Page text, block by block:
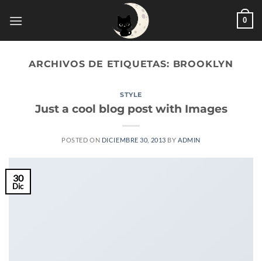
0
ARCHIVOS DE ETIQUETAS: BROOKLYN
STYLE
Just a cool blog post with Images
POSTED ON DICIEMBRE 30, 2013 BY ADMIN
30
Dic